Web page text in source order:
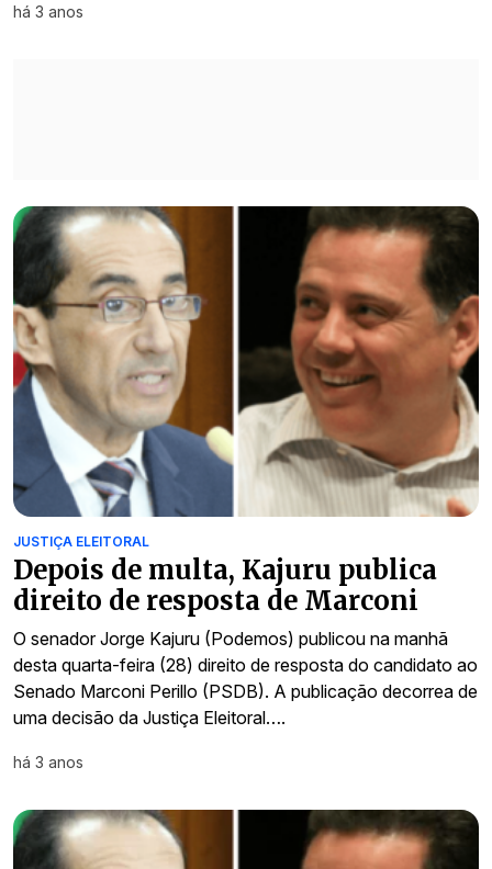
há 3 anos
JUSTIÇA ELEITORAL
Depois de multa, Kajuru publica
direito de resposta de Marconi
O senador Jorge Kajuru (Podemos) publicou na manhã
desta quarta-feira (28) direito de resposta do candidato ao
Senado Marconi Perillo (PSDB). A publicação decorrea de
uma decisão da Justiça Eleitoral….
há 3 anos